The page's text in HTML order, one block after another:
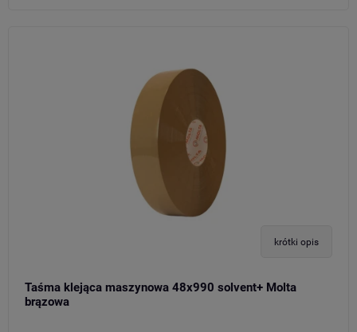
krótki opis
Taśma klejąca maszynowa 48x990 solvent+ Molta
brązowa